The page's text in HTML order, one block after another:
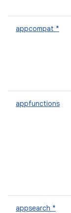
appcompat *
appfunctions
appsearch *